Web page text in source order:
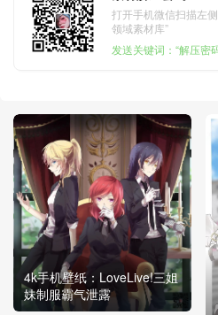
打开手机微信扫描左
领域素材库”
发送关键词：“解压密
4k手机壁纸：LoveLive!三姐
妹制服霸气泄露